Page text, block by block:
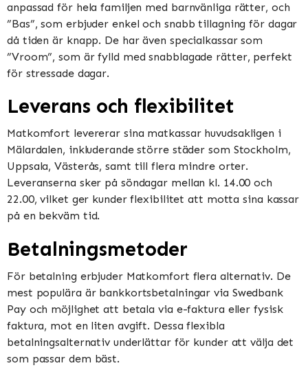
anpassad för hela familjen med barnvänliga rätter, och
”Bas”, som erbjuder enkel och snabb tillagning för dagar
då tiden är knapp. De har även specialkassar som
”Vroom”, som är fylld med snabblagade rätter, perfekt
för stressade dagar​​​​.
Leverans och flexibilitet
Matkomfort levererar sina matkassar huvudsakligen i
Mälardalen, inkluderande större städer som Stockholm,
Uppsala, Västerås, samt till flera mindre orter.
Leveranserna sker på söndagar mellan kl. 14.00 och
22.00, vilket ger kunder flexibilitet att motta sina kassar
på en bekväm tid​​​​.
Betalningsmetoder
För betalning erbjuder Matkomfort flera alternativ. De
mest populära är bankkortsbetalningar via Swedbank
Pay och möjlighet att betala via e-faktura eller fysisk
faktura, mot en liten avgift. Dessa flexibla
betalningsalternativ underlättar för kunder att välja det
som passar dem bäst​​.